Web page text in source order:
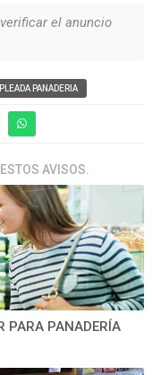
el anuncio
PANADERIA
AVISOS.
PARA PANADERÍA